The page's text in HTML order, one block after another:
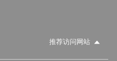
推荐访问网站
省级政府网站